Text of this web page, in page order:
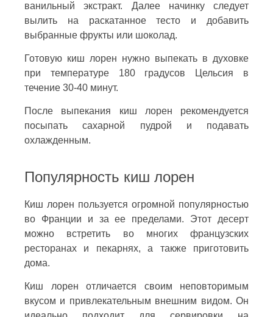
ванильный экстракт. Далее начинку следует
вылить на раскатанное тесто и добавить
выбранные фрукты или шоколад.
Готовую киш лорен нужно выпекать в духовке
при температуре 180 градусов Цельсия в
течение 30-40 минут.
После выпекания киш лорен рекомендуется
посыпать сахарной пудрой и подавать
охлажденным.
Популярность киш лорен
Киш лорен пользуется огромной популярностью
во Франции и за ее пределами. Этот десерт
можно встретить во многих французских
ресторанах и пекарнях, а также приготовить
дома.
Киш лорен отличается своим неповторимым
вкусом и привлекательным внешним видом. Он